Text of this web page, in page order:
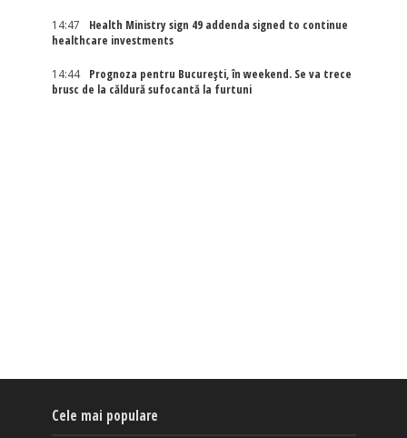
14:47
Health Ministry sign 49 addenda signed to continue
healthcare investments
14:44
Prognoza pentru București, în weekend. Se va trece
brusc de la căldură sufocantă la furtuni
Cele mai populare